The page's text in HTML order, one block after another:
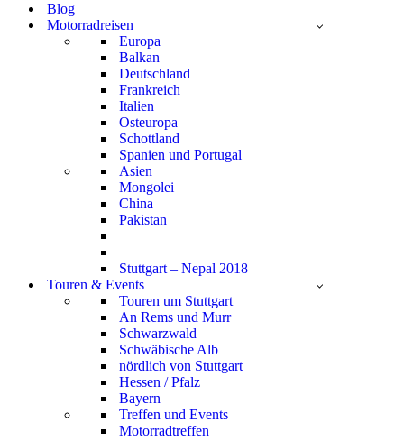
Blog
Motorradreisen
Europa
Balkan
Deutschland
Frankreich
Italien
Osteuropa
Schottland
Spanien und Portugal
Asien
Mongolei
China
Pakistan
Stuttgart – Nepal 2018
Touren & Events
Touren um Stuttgart
An Rems und Murr
Schwarzwald
Schwäbische Alb
nördlich von Stuttgart
Hessen / Pfalz
Bayern
Treffen und Events
Motorradtreffen